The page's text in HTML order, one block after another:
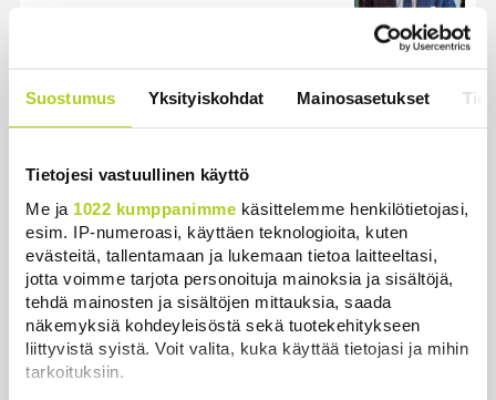
Suostumus Yksityiskohdat Mainosasetukset
Tietojesi vastuullinen käyttö
Me ja 1022 kumppanimme käsittelemme henkilötietojasi,
esim. IP-numeroasi, käyttäen teknologioita, kuten
evästeitä, tallentamaan ja lukemaan tietoa laitteeltasi,
jotta voimme tarjota personoituja mainoksia ja sisältöjä,
tehdä mainosten ja sisältöjen mittauksia, saada
näkemyksiä kohdeyleisöstä sekä tuotekehitykseen
liittyvistä syistä. Voit valita, kuka käyttää tietojasi ja mihin
tarkoituksiin.
Kuin kauhuelokuvasta – Oletko
kuullut Etelämantereen
Uutiset
Uusimmat Luetuimmat